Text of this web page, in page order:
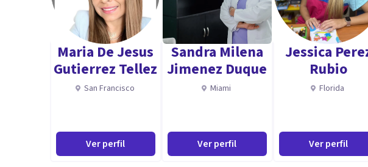
Maria De Jesus
Gutierrez Tellez
San Francisco
Ver perfil
Sandra Milena
Jimenez Duque
Miami
Ver perfil
Jessica
Rubio
Florida
Ver perfil